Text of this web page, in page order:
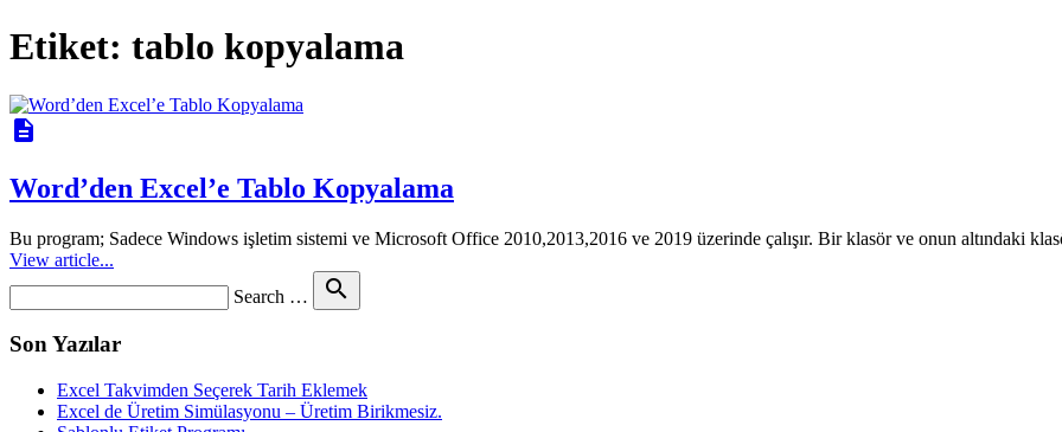
Etiket: tablo kopyalama
description
Word’den Excel’e Tablo Kopyalama
Bu program; Sadece Windows işletim sistemi ve Microsoft Office 2010,2013,2016 ve 2019 üzerinde çalışır. Bir klasör ve onun altındaki
View article...
Search … search
Son Yazılar
Excel Takvimden Seçerek Tarih Eklemek
Excel de Üretim Simülasyonu – Üretim Birikmesiz.